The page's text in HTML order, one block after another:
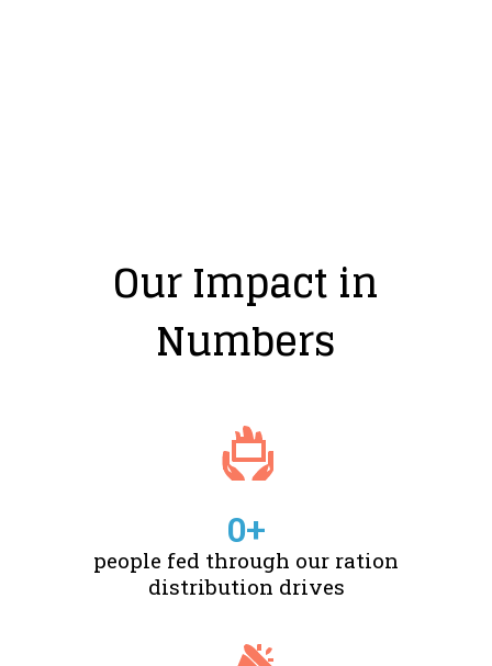
Our Impact in
Numbers
people fed through our ration
distribution drives
0+